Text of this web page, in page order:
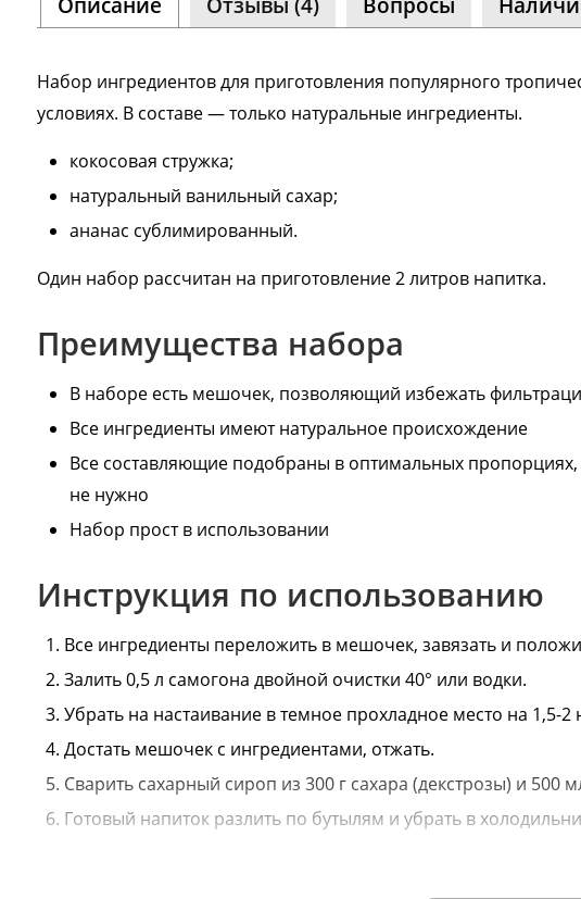
Сообщество
Набор ингредиентов для приготовления популярного
условиях. В составе — только натуральные ингредиенты.
кокосовая стружка;
натуральный ванильный сахар;
ананас сублимированный.
Один набор рассчитан на приготовление 2 литров напитка.
Преимущества набора
В наборе есть мешочек, позволяющий избежать
Все ингредиенты имеют натуральное происхождение
Все составляющие подобраны в оптимальных
не нужно
Набор прост в использовании
Инструкция по использованию
Все ингредиенты переложить в мешочек, завязать и
Залить 0,5 л самогона двойной очистки 40° или водки.
Убрать на настаивание в темное прохладное место на 1,5-2
Достать мешочек с ингредиентами, отжать.
Сварить сахарный сироп из 300 г сахара (декстрозы) и 500
Готовый напиток разлить по бутылям и убрать в